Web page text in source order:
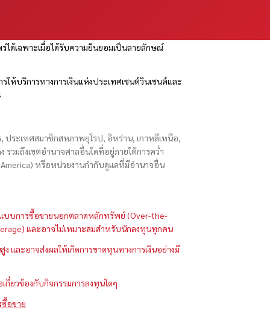
ได้เฉพาะเมื่อได้รับความยินยอมเป็นลายลักษณ์
ห้บริการทางการเงินแห่งประเทศเซนต์วินเซนต์และ
ประเทศสมาชิกสหภาพยุโรป, อิหร่าน, เกาหลีเหนือ,
รวมถึงเขตอำนาจศาลอื่นใดที่อยู่ภายใต้การคว่ำ
หรือหน่วยงานกำกับดูแลที่มีอำนาจอื่น
แบบการซื้อขายนอกตลาดหลักทรัพย์ (Over-the-
และอาจไม่เหมาะสมสำหรับนักลงทุนทุกคน
ง และอาจส่งผลให้เกิดการขาดทุนทางการเงินอย่างมี
กี่ยวข้องกับกิจกรรมการลงทุนใดๆ
ซื้อขาย